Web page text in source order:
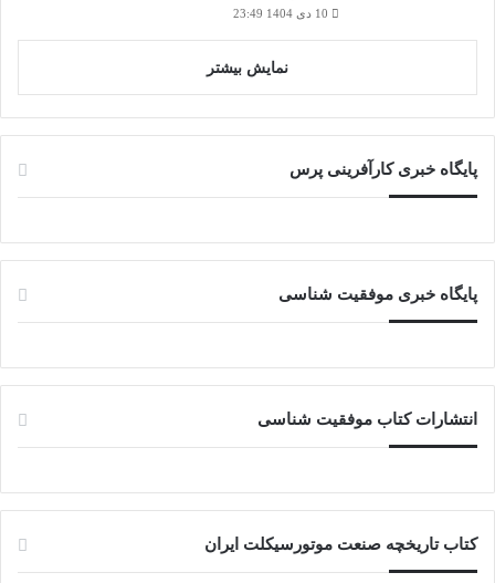
10 دی 1404 23:49
نمایش بیشتر
پایگاه خبری کارآفرینی پرس
پایگاه خبری موفقیت شناسی
انتشارات کتاب موفقیت شناسی
کتاب تاریخچه صنعت موتورسیکلت ایران